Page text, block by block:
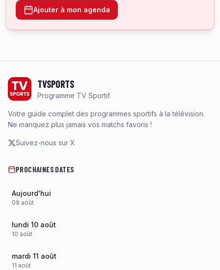
Ajouter à mon agenda
TVSPORTS
Programme TV Sportif
Votre guide complet des programmes sportifs à la télévision.
Ne manquez plus jamais vos matchs favoris !
Suivez-nous sur X
PROCHAINES DATES
Aujourd'hui
09 août
lundi 10 août
10 août
mardi 11 août
11 août